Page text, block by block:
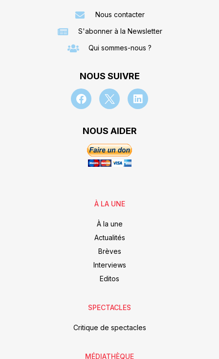
Nous contacter
S'abonner à la Newsletter
Qui sommes-nous ?
NOUS SUIVRE
NOUS AIDER
À LA UNE
À la une
Actualités
Brèves
Interviews
Editos
SPECTACLES
Critique de spectacles
MÉDIATHÈQUE